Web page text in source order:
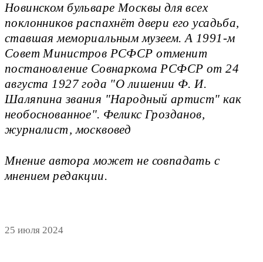
Новинском бульваре Москвы для всех
поклонников распахнёт двери его усадьба,
ставшая мемориальным музеем. А 1991-м
Совет Министров РСФСР отменит
постановление Совнаркома РСФСР от 24
августа 1927 года "О лишении Ф. И.
Шаляпина звания "Народный артист" как
необоснованное". Феликс Грозданов,
журналист, москвовед
Мнение автора может не совпадать с
мнением редакции.
25 июля 2024